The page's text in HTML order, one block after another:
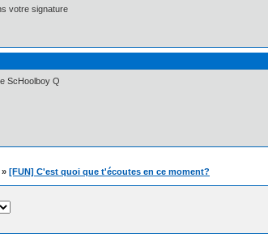
votre signature
ScHoolboy Q
» [FUN] C'est quoi que t'écoutes en ce moment?